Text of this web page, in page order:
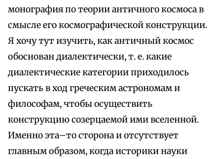
монография по теории античного космоса в
смысле его космографической конструкции.
Я хочу тут изучить, как античный космос
обоснован диалектически, т. е. какие
диалектические категории приходилось
пускать в ход греческим астрономам и
философам, чтобы осуществить
конструкцию созерцаемой ими вселенной.
Именно эта–то сторона и отсутствует
главным образом, когда историки науки